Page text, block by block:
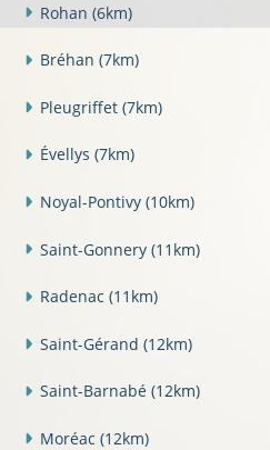
Rohan (6km)
Bréhan (7km)
Pleugriffet (7km)
Évellys (7km)
Noyal-Pontivy (10km)
Saint-Gonnery (11km)
Radenac (11km)
Saint-Gérand (12km)
Saint-Barnabé (12km)
Moréac (12km)